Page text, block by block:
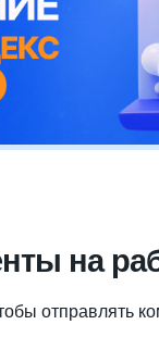
на
отправлять